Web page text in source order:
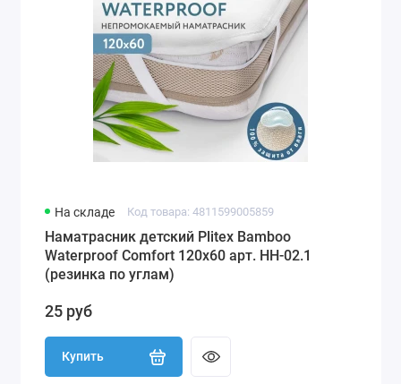
На складе Код товара: 4811599005859
Наматрасник детский Plitex Bamboo
Waterproof Comfort 120х60 арт. НН-02.1
(резинка по углам)
25 руб
Купить